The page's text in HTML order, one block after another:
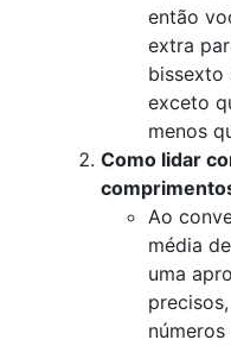
então
extra
bissexto
exceto
menos
Como lidar
Ao
média
uma